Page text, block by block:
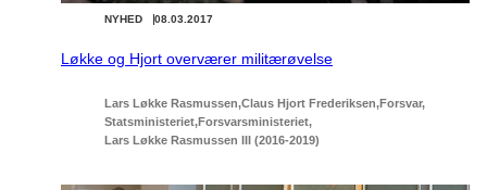
08.03.2017
NYHED
Løkke og Hjort overværer militærøvelse
Lars Løkke Rasmussen Claus Hjort Frederiksen Forsvar
Statsministeriet Forsvarsministeriet
Lars Løkke Rasmussen III (2016-2019)